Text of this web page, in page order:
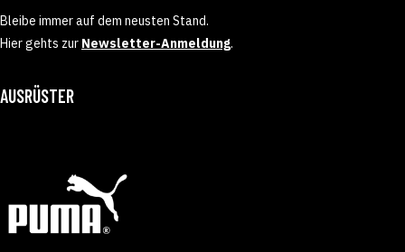
Bleibe immer auf dem neusten Stand.
Hier gehts zur Newsletter-Anmeldung.
AUSRÜSTER